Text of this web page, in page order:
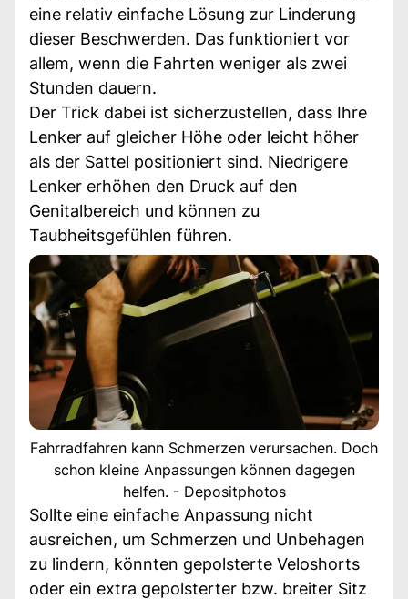
eine relativ einfache Lösung zur Linderung
dieser Beschwerden. Das funktioniert vor
allem, wenn die Fahrten weniger als zwei
Stunden dauern.
Der Trick dabei ist sicherzustellen, dass Ihre
Lenker auf gleicher Höhe oder leicht höher
als der Sattel positioniert sind. Niedrigere
Lenker erhöhen den Druck auf den
Genitalbereich und können zu
Taubheitsgefühlen führen.
Fahrradfahren kann Schmerzen verursachen. Doch
schon kleine Anpassungen können dagegen
helfen. - Depositphotos
Sollte eine einfache Anpassung nicht
ausreichen, um Schmerzen und Unbehagen
zu lindern, könnten gepolsterte Veloshorts
oder ein extra gepolsterter bzw. breiter Sitz